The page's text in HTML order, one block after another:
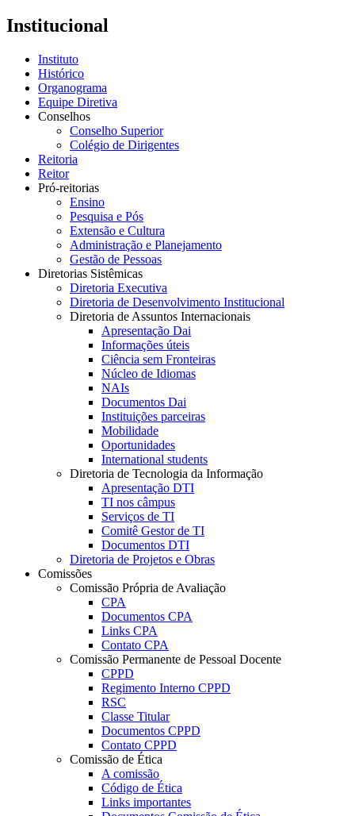
Institucional
Instituto
Histórico
Organograma
Equipe Diretiva
Conselhos
Conselho Superior
Colégio de Dirigentes
Reitoria
Reitor
Pró-reitorias
Ensino
Pesquisa e Pós
Extensão e Cultura
Administração e Planejamento
Gestão de Pessoas
Diretorias Sistêmicas
Diretoria Executiva
Diretoria de Desenvolvimento Institucional
Diretoria de Assuntos Internacionais
Apresentação Dai
Informações úteis
Ciência sem Fronteiras
Núcleo de Idiomas
NAIs
Documentos Dai
Instituições parceiras
Mobilidade
Oportunidades
International students
Diretoria de Tecnologia da Informação
Apresentação DTI
TI nos câmpus
Serviços de TI
Comitê Gestor de TI
Documentos DTI
Diretoria de Projetos e Obras
Comissões
Comissão Própria de Avaliação
CPA
Documentos CPA
Links CPA
Contato CPA
Comissão Permanente de Pessoal Docente
CPPD
Regimento Interno CPPD
RSC
Classe Titular
Documentos CPPD
Contato CPPD
Comissão de Ética
A comissão
Código de Ética
Links importantes